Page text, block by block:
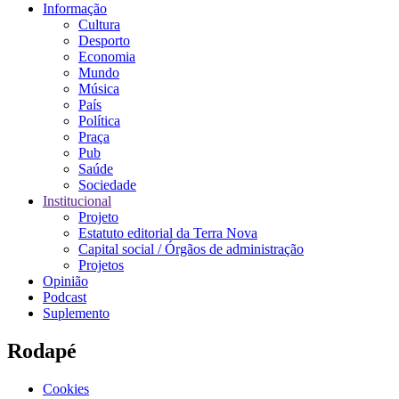
Informação
Cultura
Desporto
Economia
Mundo
Música
País
Política
Praça
Pub
Saúde
Sociedade
Institucional
Projeto
Estatuto editorial da Terra Nova
Capital social / Órgãos de administração
Projetos
Opinião
Podcast
Suplemento
Rodapé
Cookies